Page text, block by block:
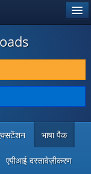
भाषा पैक
एपीआई दस्तावेज़ीकरण